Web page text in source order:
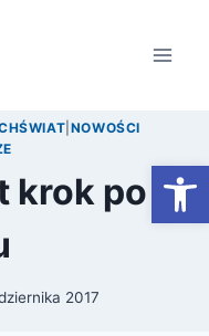
NOWOŚCI
krok po
2017